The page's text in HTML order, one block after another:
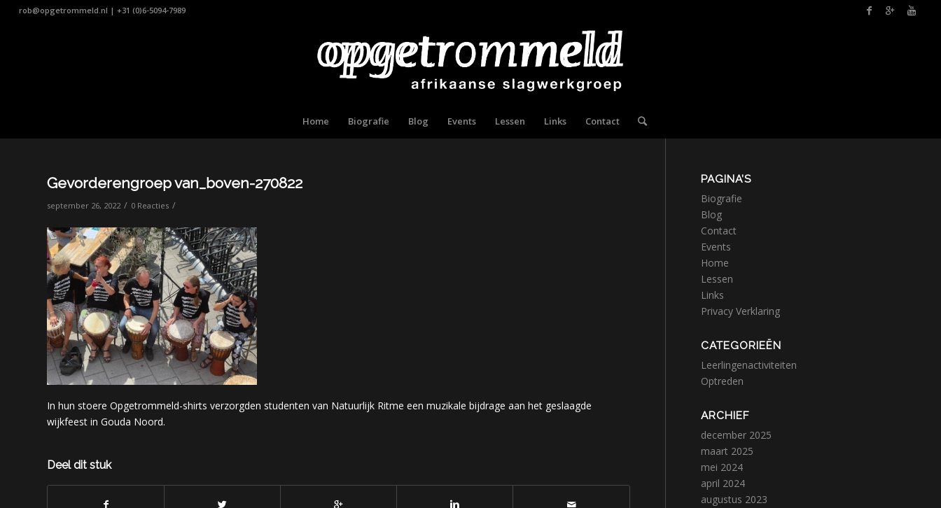
rob@opgetrommeld.nl | +31 (0)6-5094-7989
Home Biografie Blog Events Lessen Links Contact
Gevorderengroep van_boven-270822
september 26, 2022 / 0 Reacties /
In hun stoere Opgetrommeld-shirts verzorgden studenten van Natuurlijk Ritme een muzikale bijdrage aan het geslaagde
wijkfeest in Gouda Noord.
Deel dit stuk
PAGINA’S
Biografie
Blog
Contact
Events
Home
Lessen
Links
Privacy Verklaring
CATEGORIEËN
Leerlingenactiviteiten
Optreden
ARCHIEF
december 2025
maart 2025
mei 2024
april 2024
augustus 2023